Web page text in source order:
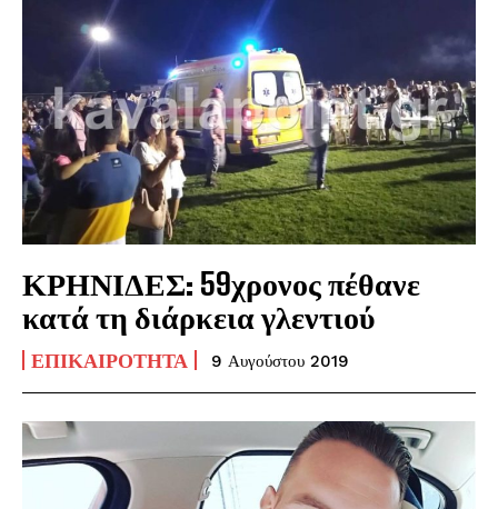
ΚΡΗΝΙΔΕΣ: 59χρονος πέθανε
κατά τη διάρκεια γλεντιού
ΕΠΙΚΑΙΡΌΤΗΤΑ 9 Αυγούστου 2019